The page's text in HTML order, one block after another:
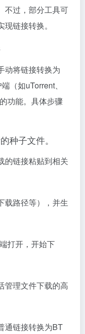
不过，部分工具可
链接转换。
动将链接转换为
（如uTorrent、
功能。具体步骤
种子文件。
的链接粘贴到相关
载路径等），并生
打开，开始下
管理文件下载的高
通链接转换为BT